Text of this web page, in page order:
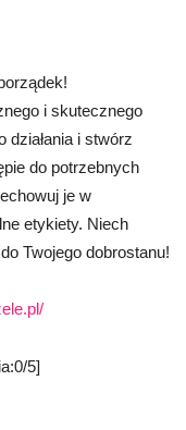
i skutecznego
i stwórz
do potrzebnych
je w
etykiety. Niech
Twojego dobrostanu!
5]